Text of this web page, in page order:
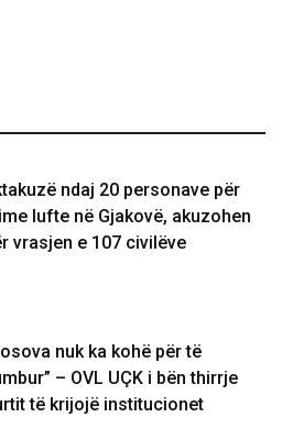
ndaj 20 personave për
lufte në Gjakovë, akuzohen
vrasjen e 107 civilëve
nuk ka kohë për të
– OVL UÇK i bën thirrje
të krijojë institucionet